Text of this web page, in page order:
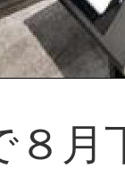
月